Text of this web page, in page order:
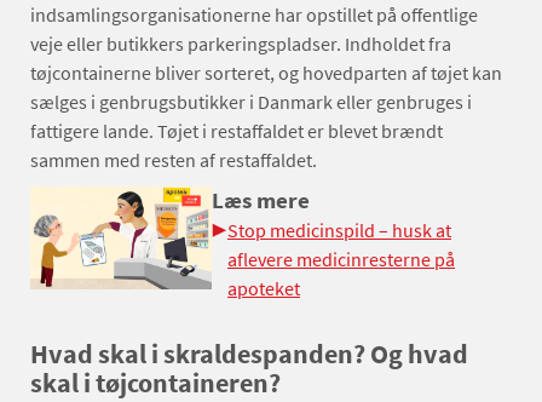
indsamlingsorganisationerne har opstillet på offentlige
veje eller butikkers parkeringspladser. Indholdet fra
tøjcontainerne bliver sorteret, og hovedparten af tøjet kan
sælges i genbrugsbutikker i Danmark eller genbruges i
fattigere lande. Tøjet i restaffaldet er blevet brændt
sammen med resten af restaffaldet.
Læs mere
Stop medicinspild – husk at
aflevere medicinresterne på
apoteket
Hvad skal i skraldespanden? Og hvad
skal i tøjcontaineren?